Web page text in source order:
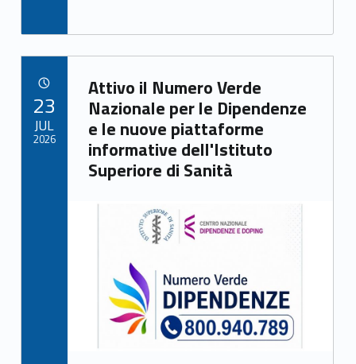
e
b
o
o
k
to
d
o
n
ai
l
ar
e
Link identifier archive #link-archive-36367
Attivo il Numero Verde
Nazionale per le Dipendenze
e le nuove piattaforme
informative dell'Istituto
Superiore di Sanità
Link identifier archive #link-archive-thumb-soap-31795
23
JUL
2026